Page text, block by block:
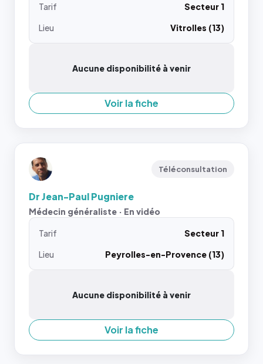
Tarif
Secteur 1
Lieu
Vitrolles (13)
Aucune disponibilité à venir
Voir la fiche
Téléconsultation
Dr Jean-Paul Pugniere
Médecin généraliste · En vidéo
Tarif
Secteur 1
Lieu
Peyrolles-en-Provence (13)
Aucune disponibilité à venir
Voir la fiche